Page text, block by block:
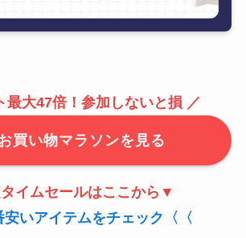
最大47倍！ 参加しないと損 ／
買い物マラソンを見る
タイムセールはここから▼
安いアイテムをチェック〈〈